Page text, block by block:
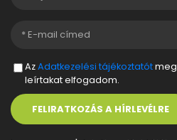
AzAdatkezelési tájékoztatót
leírtakat elfogadom.
FELIRATKOZÁS A HÍRLEVÉLRE